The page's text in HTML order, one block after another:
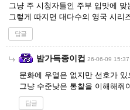
그냥 주 시청자들인 주부 입맛에
그렇게 따지면 대다수의 영국 시리
답글
밤가득종이컵 26-06-09 15:37
문화에 우열은 없지만 선호가 있
그냥 수준낮은 통찰을 이해해줘
답글